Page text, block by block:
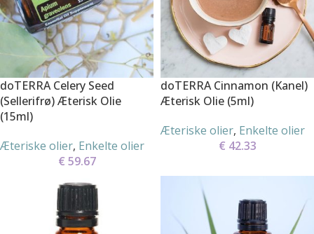
doTERRA Celery Seed
(Sellerifrø) Æterisk Olie
(15ml)
Æteriske olier, Enkelte olier
€ 59.67
doTERRA Cinnamon (Kanel)
Æterisk Olie (5ml)
Æteriske olier, Enkelte olier
€ 42.33